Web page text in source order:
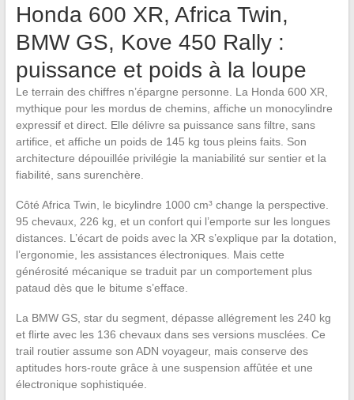
Honda 600 XR, Africa Twin,
BMW GS, Kove 450 Rally :
puissance et poids à la loupe
Le terrain des chiffres n’épargne personne. La Honda 600 XR,
mythique pour les mordus de chemins, affiche un monocylindre
expressif et direct. Elle délivre sa puissance sans filtre, sans
artifice, et affiche un poids de 145 kg tous pleins faits. Son
architecture dépouillée privilégie la maniabilité sur sentier et la
fiabilité, sans surenchère.
Côté Africa Twin, le bicylindre 1000 cm³ change la perspective.
95 chevaux, 226 kg, et un confort qui l’emporte sur les longues
distances. L’écart de poids avec la XR s’explique par la dotation,
l’ergonomie, les assistances électroniques. Mais cette
générosité mécanique se traduit par un comportement plus
pataud dès que le bitume s’efface.
La BMW GS, star du segment, dépasse allégrement les 240 kg
et flirte avec les 136 chevaux dans ses versions musclées. Ce
trail routier assume son ADN voyageur, mais conserve des
aptitudes hors-route grâce à une suspension affûtée et une
électronique sophistiquée.